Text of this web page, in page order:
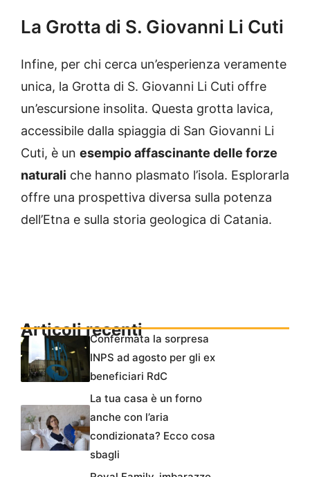
La Grotta di S. Giovanni Li Cuti
Infine, per chi cerca un’esperienza veramente
unica, la Grotta di S. Giovanni Li Cuti offre
un’escursione insolita. Questa grotta lavica,
accessibile dalla spiaggia di San Giovanni Li
Cuti, è un esempio affascinante delle forze
naturali che hanno plasmato l’isola. Esplorarla
offre una prospettiva diversa sulla potenza
dell’Etna e sulla storia geologica di Catania.
Articoli recentiConfermata la sorpresa
INPS ad agosto per gli ex
beneficiari RdC
La tua casa è un forno
anche con l’aria
condizionata? Ecco cosa
sbagli